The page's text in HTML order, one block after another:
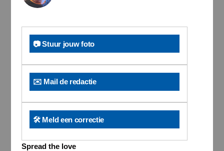
📷 Stuur jouw foto
✉️ Mail de redactie
🛠️ Meld een correctie
Spread the love